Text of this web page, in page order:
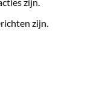
zijn.